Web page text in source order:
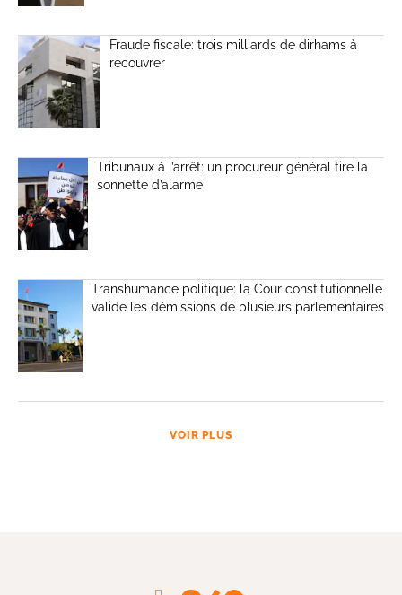
Fraude fiscale: trois milliards de dirhams à
recouvrer
Tribunaux à l’arrêt: un procureur général tire la
sonnette d’alarme
Transhumance politique: la Cour constitutionnelle
valide les démissions de plusieurs parlementaires
VOIR PLUS